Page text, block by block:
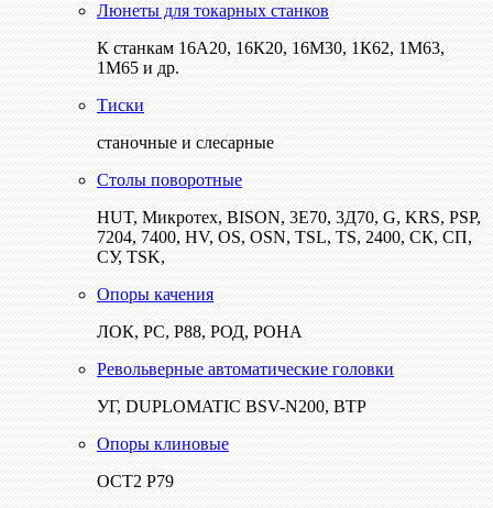
Люнеты для токарных станков
К станкам 16А20, 16К20, 16М30, 1К62, 1М63,
1М65 и др.
Тиски
станочные и слесарные
Столы поворотные
HUT, Микротех, BISON, 3Е70, 3Д70, G, KRS, PSP,
7204, 7400, HV, OS, OSN, TSL, TS, 2400, СК, СП,
СУ, TSK,
Опоры качения
ЛОК, РС, Р88, РОД, РОНА
Револьверные автоматические головки
УГ, DUPLOMATIC BSV-N200, ВТР
Опоры клиновые
ОСТ2 Р79